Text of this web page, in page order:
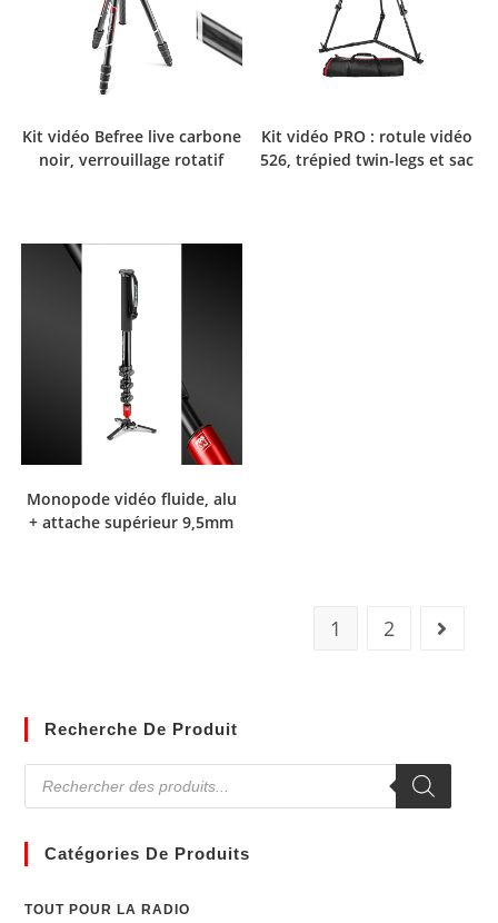
Kit vidéo Befree live carbone
noir, verrouillage rotatif
Kit vidéo PRO : rotule vidéo
526, trépied twin-legs et sac
Monopode vidéo fluide, alu
+ attache supérieur 9,5mm
1 2
Recherche De Produit
Catégories De Produits
TOUT POUR LA RADIO